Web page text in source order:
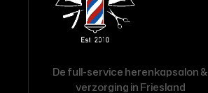
De full-service herenkapsalon &
verzorging in Friesland